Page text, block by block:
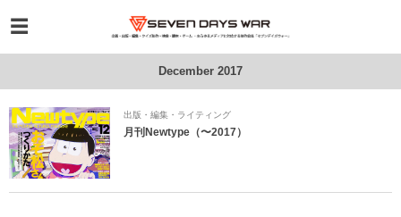
December 2017
出版・編集・ライティング
月刊Newtype（〜2017）